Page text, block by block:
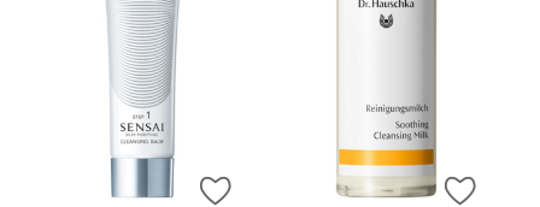
ZUR WUNSCHLISTE HINZUFÜGEN
ZUR